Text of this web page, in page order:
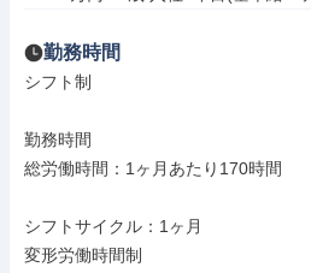
勤務時間
シフト制
勤務時間
総労働時間：1ヶ月あたり170時間
シフトサイクル：1ヶ月
変形労働時間制